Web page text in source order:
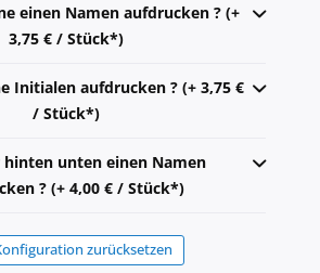
einen Namen aufdrucken ? (+
3,75 € / Stück*)
Initialen aufdrucken ? (+ 3,75 €
/ Stück*)
hinten unten einen Namen
? (+ 4,00 € / Stück*)
zurücksetzen